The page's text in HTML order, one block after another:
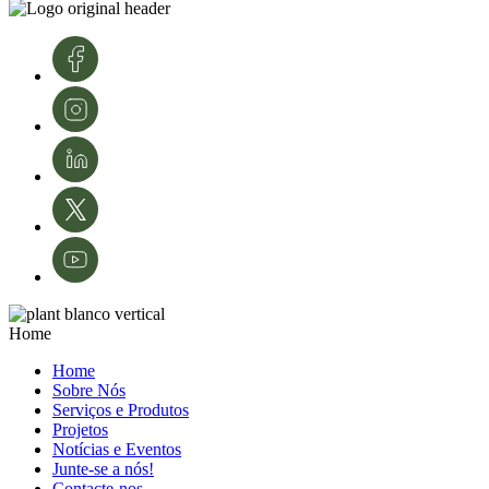
conhecimento e tecnologias. A sua experiência é fundamental para o
agricultura em Portugal.
Créditos de imagens: InnovPlantProtect – Inês Ferreira
Home
Home
Sobre Nós
Serviços e Produtos
Projetos
Notícias e Eventos
Junte-se a nós!